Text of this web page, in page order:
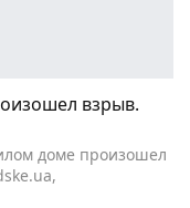
взрыв.
доме произошел